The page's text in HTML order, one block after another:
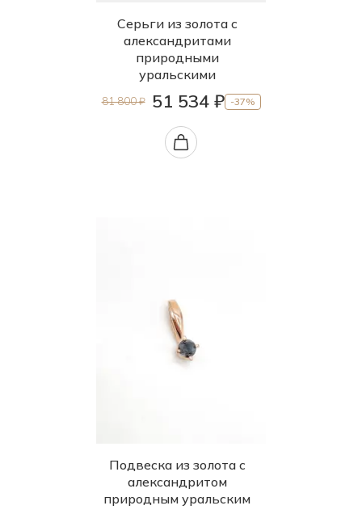
Серьги из золота с
александритами
природными
уральскими
81 800 ₽ 51 534 ₽ -37%
Подвеска из золота с
александритом
природным уральским